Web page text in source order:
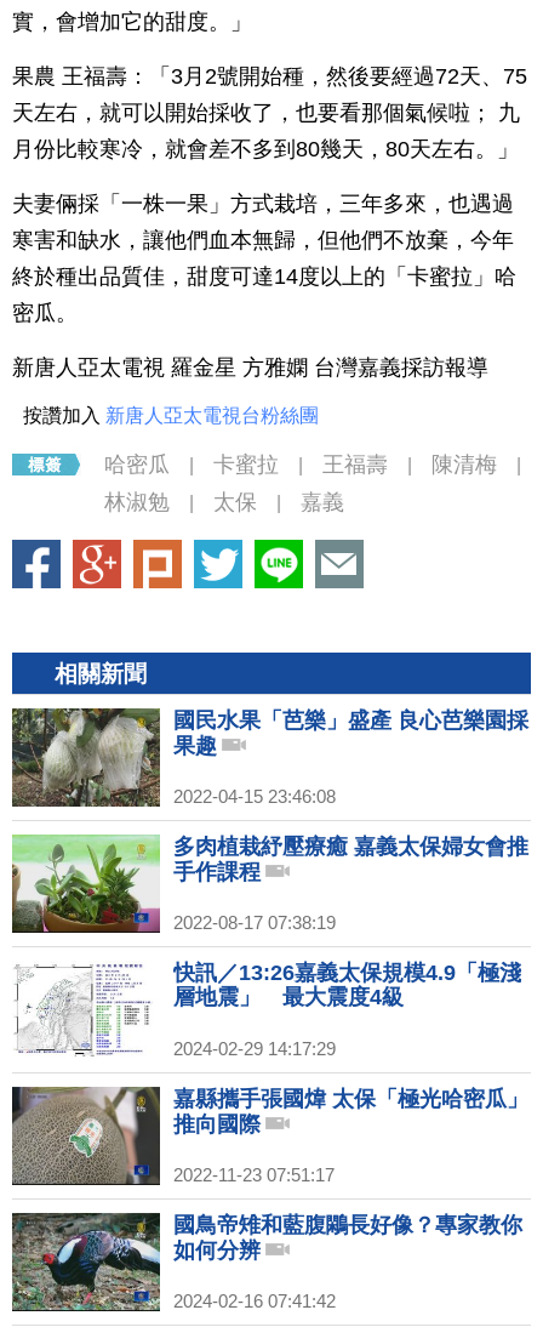
實，會增加它的甜度。」
果農 王福壽：「3月2號開始種，然後要經過72天、75
天左右，就可以開始採收了，也要看那個氣候啦； 九
月份比較寒冷，就會差不多到80幾天，80天左右。」
夫妻倆採「一株一果」方式栽培，三年多來，也遇過
寒害和缺水，讓他們血本無歸，但他們不放棄，今年
終於種出品質佳，甜度可達14度以上的「卡蜜拉」哈
密瓜。
新唐人亞太電視 羅金星 方雅嫻 台灣嘉義採訪報導
按讚加入 新唐人亞太電視台粉絲團
哈密瓜 卡蜜拉 王福壽 陳清梅
林淑勉 太保 嘉義
相關新聞
國民水果「芭樂」盛產 良心芭樂園採
果趣
2022-04-15 23:46:08
多肉植栽紓壓療癒 嘉義太保婦女會推
手作課程
2022-08-17 07:38:19
快訊／13:26嘉義太保規模4.9「極淺
層地震」 最大震度4級
2024-02-29 14:17:29
嘉縣攜手張國煒 太保「極光哈密瓜」
推向國際
2022-11-23 07:51:17
國鳥帝雉和藍腹鷴長好像？專家教你
如何分辨
2024-02-16 07:41:42